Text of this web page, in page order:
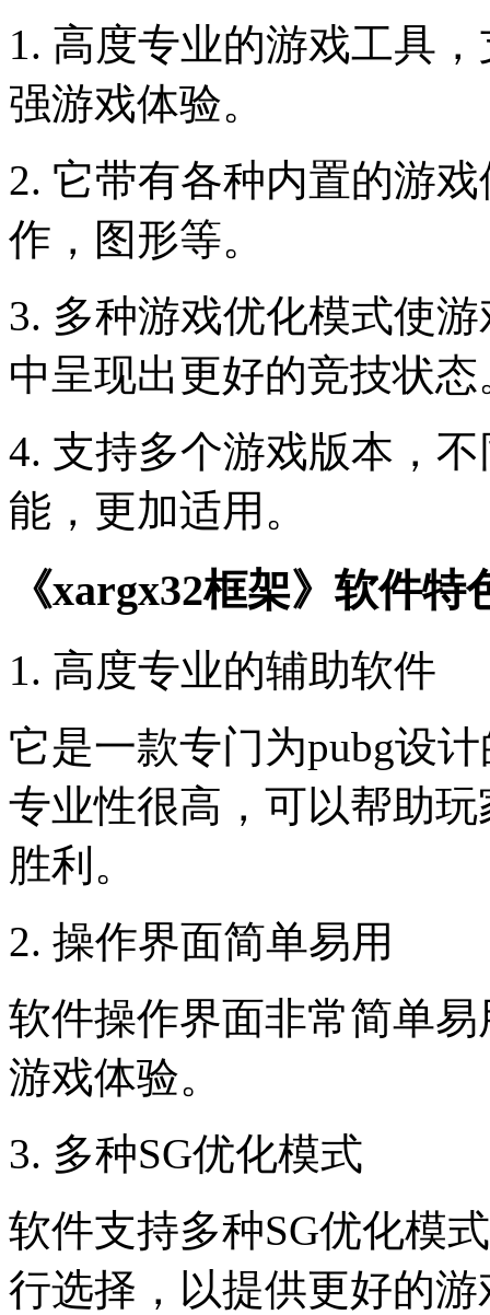
1. 高度专业的游戏工具
强游戏体验。
2. 它带有各种内置的游
作，图形等。
3. 多种游戏优化模式使
中呈现出更好的竞技状态
4. 支持多个游戏版本，
能，更加适用。
《xargx32框架》软件特
1. 高度专业的辅助软件
它是一款专门为pubg设
专业性很高，可以帮助
胜利。
2. 操作界面简单易用
软件操作界面非常简单
游戏体验。
3. 多种SG优化模式
软件支持多种SG优化模
行选择，以提供更好的